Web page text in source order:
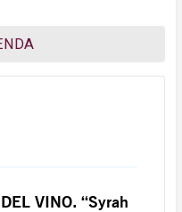
VINO. “Syrah